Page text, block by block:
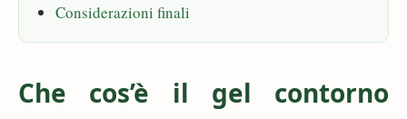
Considerazioni finali
Che cos’è il gel contorno